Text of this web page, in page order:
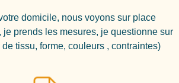
domicile, nous voyons sur place
je prends les mesures, je questionne sur
tissu, forme, couleurs , contraintes)